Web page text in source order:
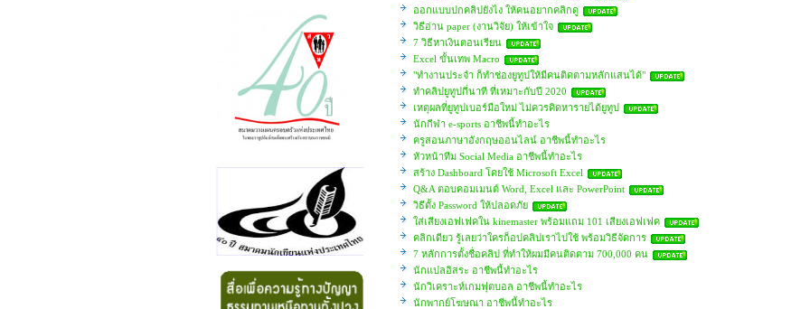
ออกแบบปกคลิปยังไง ให้คนอยากคลิกดู
วิธีอ่าน paper (งานวิจัย) ให้เข้าใจ
7 วิธีหาเงินตอนเรียน
Excel ขั้นเทพ Macro
"ทำงานประจำ ก็ทำช่องยูทูปให้มีคนติดตามหลักแสนได้"
ทำคลิปยูทูปกี่นาที ที่เหมาะกับปี 2020
เหตุผลที่ยูทูปเบอร์มือใหม่ ไม่ควรคิดหารายได้ยูทูป
นักกีฬา e-sports อาชีพนี้ทำอะไร
ครูสอนภาษาอังกฤษออนไลน์ อาชีพนี้ทำอะไร
หัวหน้าทีม Social Media อาชีพนี้ทำอะไร
สร้าง Dashboard โดยใช้ Microsoft Excel
Q&A ตอบคอมเมนต์ Word, Excel และ PowerPoint
วิธีตั้ง Password ให้ปลอดภัย
ใส่เสียงเอฟเฟคใน kinemaster พร้อมแถม 101 เสียงเอฟเฟค
คลิกเดียว รู้เลยว่าใครก็อปคลิปเราไปใช้ พร้อมวิธีจัดการ
7 หลักการตั้งชื่อคลิป ที่ทำให้ผมมีคนติดตาม 700,000 คน
นักแปลอิสระ อาชีพนี้ทำอะไร
นักวิเคราะห์เกมฟุตบอล อาชีพนี้ทำอะไร
นักพากย์โฆษณา อาชีพนี้ทำอะไร